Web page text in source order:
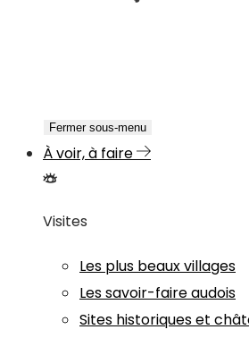
Fermer sous-menu
À voir, à faire
Visites
Les plus beaux villages
Les savoir-faire audois
Sites historiques et